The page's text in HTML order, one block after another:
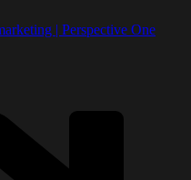
| Perspective One